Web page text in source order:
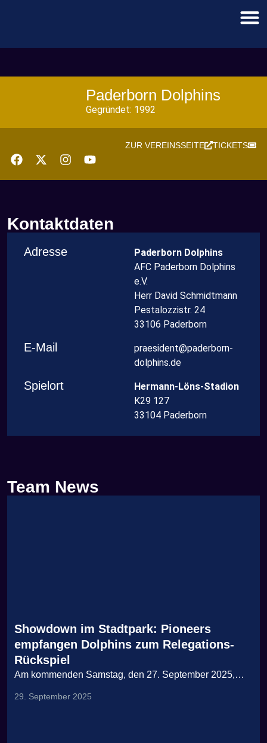
Paderborn Dolphins
Gegründet: 1992
TICKETS
ZUR VEREINSSEITE
Kontaktdaten
Adresse
Paderborn Dolphins
AFC Paderborn Dolphins
e.V.
Herr David Schmidtmann
Pestalozzistr. 24
33106 Paderborn
E-Mail
praesident@paderborn-
dolphins.de
Spielort
Hermann-Löns-Stadion
K29 127
33104 Paderborn
Team News
Showdown im Stadtpark: Pioneers
empfangen Dolphins zum Relegations-
Rückspiel
Am kommenden Samstag, den 27. September 2025,…
29. September 2025